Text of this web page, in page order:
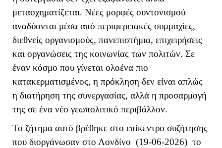
μετασχηματίζεται. Νέες μορφές συντονισμού
αναδύονται μέσα από περιφερειακές συμμαχίες,
διεθνείς οργανισμούς, πανεπιστήμια, επιχειρήσεις
και οργανώσεις της κοινωνίας των πολιτών. Σε
έναν κόσμο που γίνεται ολοένα πιο
κατακερματισμένος, η πρόκληση δεν είναι απλώς
η διατήρηση της συνεργασίας, αλλά η προσαρμογή
της σε ένα νέο γεωπολιτικό περιβάλλον.
Το ζήτημα αυτό βρέθηκε στο επίκεντρο συζήτησης
που διοργάνωσαν στο Λονδίνο (19-06-2026) το